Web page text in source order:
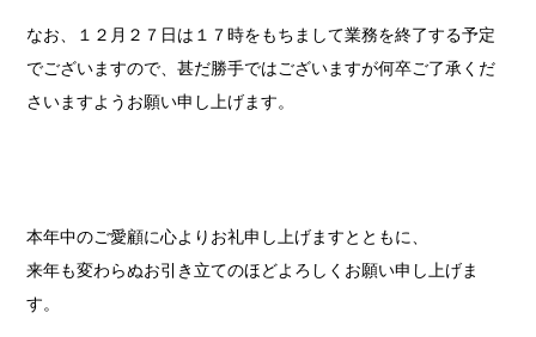
なお、１２月２７日は１７時をもちまして業務を終了する予定
でございますので、甚だ勝手ではございますが何卒ご了承くだ
さいますようお願い申し上げます。
本年中のご愛顧に心よりお礼申し上げますとともに、
来年も変わらぬお引き立てのほどよろしくお願い申し上げま
す。